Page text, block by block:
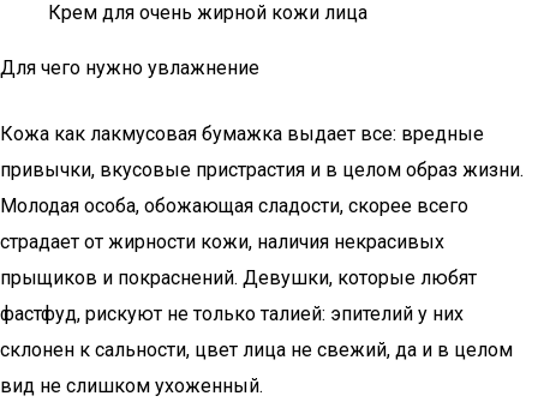
Крем для очень жирной кожи лица
Для чего нужно увлажнение
Кожа как лакмусовая бумажка выдает все: вредные
привычки, вкусовые пристрастия и в целом образ жизни.
Молодая особа, обожающая сладости, скорее всего
страдает от жирности кожи, наличия некрасивых
прыщиков и покраснений. Девушки, которые любят
фастфуд, рискуют не только талией: эпителий у них
склонен к сальности, цвет лица не свежий, да и в целом
вид не слишком ухоженный.